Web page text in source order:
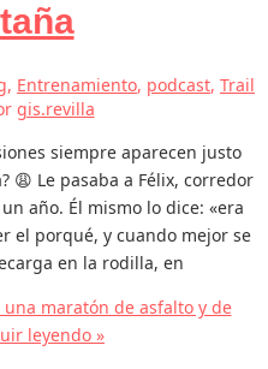
, Entrenamiento, podcast, Trail
gis.revilla
siempre aparecen justo
😩 Le pasaba a Félix, corredor
año. Él mismo lo dice: «era
el porqué, y cuando mejor se
en la rodilla, en
maratón de asfalto y de
leyendo »